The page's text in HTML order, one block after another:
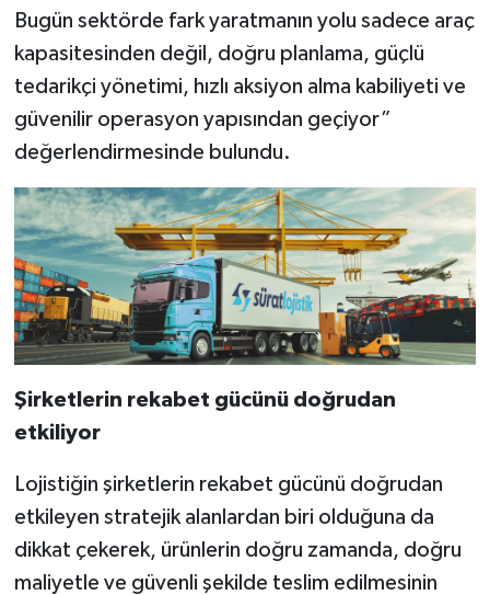
Bugün sektörde fark yaratmanın yolu sadece araç
kapasitesinden değil, doğru planlama, güçlü
tedarikçi yönetimi, hızlı aksiyon alma kabiliyeti ve
güvenilir operasyon yapısından geçiyor”
değerlendirmesinde bulundu.
Şirketlerin rekabet gücünü doğrudan
etkiliyor
Lojistiğin şirketlerin rekabet gücünü doğrudan
etkileyen stratejik alanlardan biri olduğuna da
dikkat çekerek, ürünlerin doğru zamanda, doğru
maliyetle ve güvenli şekilde teslim edilmesinin